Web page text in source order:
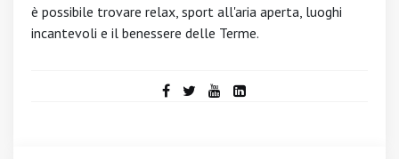
è possibile trovare relax, sport all'aria aperta, luoghi
incantevoli e il benessere delle Terme.